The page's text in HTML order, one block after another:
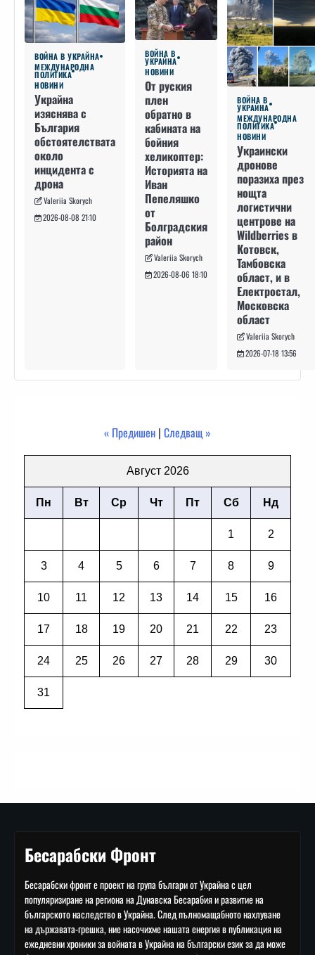
ВОЙНА В УКРАЙНА
МЕЖДУНАРОДНА
ПОЛИТИКА
НОВИНИ
Украйна
изяснява с
България
обстоятелствата
около
инцидента с
дрона
Valeriia Skorych
2026-08-08 21:10
ВОЙНА В
УКРАЙНА
НОВИНИ
От руския
плен
обратно в
кабината на
бойния
хеликоптер:
Историята на
Иван
Пепеляшко
от
Болградския
район
Valeriia Skorych
2026-08-06 18:10
ВОЙНА В
УКРАЙНА
МЕЖДУНАРОДНА
ПОЛИТИКА
НОВИНИ
Украински
дронове
поразиха през
нощта
логистични
центрове на
Wildberries в
Котовск,
Тамбовска
област, и в
Електростал,
Московска
област
Valeriia Skorych
2026-07-18 13:56
« Предишен | Следващ »
Август 2026
Пн Вт Ср Чт Пт Сб Нд
1 2
3 4 5 6 7 8 9
10 11 12 13 14 15 16
17 18 19 20 21 22 23
24 25 26 27 28 29 30
31
Бесарабски Фронт
Бесарабски фронт е проект на група българи от Украйна с цел
популяризиране на региона на Дунавска Бесарабия и развитие на
българското наследство в Украйна. След пълномащабното нахлуване
на държавата-грешка, ние насочихме нашата енергия в публикация на
ежедневни хроники за войната в Украйна на български език за да може